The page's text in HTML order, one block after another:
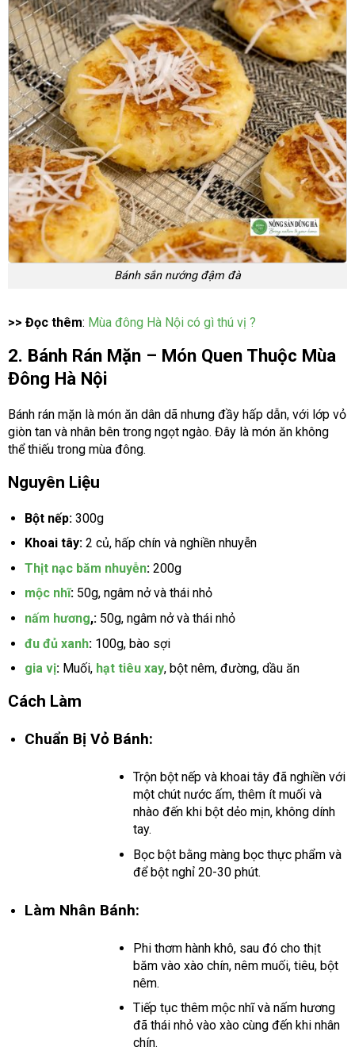
Bánh sắn nướng đậm đà
>> Đọc thêm: Mùa đông Hà Nội có gì thú vị ?
2. Bánh Rán Mặn – Món Quen Thuộc Mùa
Đông Hà Nội
Bánh rán mặn là món ăn dân dã nhưng đầy hấp dẫn, với lớp vỏ
giòn tan và nhân bên trong ngọt ngào. Đây là món ăn không
thể thiếu trong mùa đông.
Nguyên Liệu
Bột nếp:300g
Khoai tây:2 củ, hấp chín và nghiền nhuyễn
Thịt nạc băm nhuyễn:200g
mộc nhĩ:50g, ngâm nở và thái nhỏ
nấm hương,:50g, ngâm nở và thái nhỏ
đu đủ xanh:100g, bào sợi
gia vị:Muối, hạt tiêu xay, bột nêm, đường, dầu ăn
Cách Làm
Chuẩn Bị Vỏ Bánh:
Trộn bột nếp và khoai tây đã nghiền với
một chút nước ấm, thêm ít muối và
nhào đến khi bột dẻo mịn, không dính
tay.
Bọc bột bằng màng bọc thực phẩm và
để bột nghỉ 20-30 phút.
Làm Nhân Bánh:
Phi thơm hành khô, sau đó cho thịt
băm vào xào chín, nêm muối, tiêu, bột
nêm.
Tiếp tục thêm mộc nhĩ và nấm hương
đã thái nhỏ vào xào cùng đến khi nhân
chín.